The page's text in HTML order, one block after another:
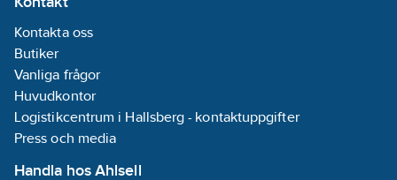
Kontakta oss
Butiker
Vanliga frågor
Huvudkontor
Logistikcentrum i Hallsberg - kontaktuppgifter
Press och media
Handla hos Ahlsell